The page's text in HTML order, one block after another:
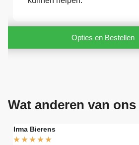
Opties en Bestellen
Wat anderen van
Irma Bierens
★ ★ ★ ★ ★